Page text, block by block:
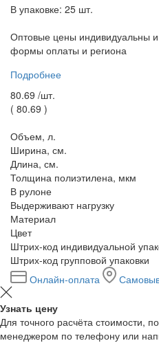
В упаковке: 25 шт.
Оптовые цены индивидуальны и
формы оплаты и региона
Подробнее
80.69 /шт.
( 80.69 )
Объем, л.
Ширина, см.
Длина, см.
Толщина полиэтилена, мкм
В рулоне
Выдерживают нагрузку
Материал
Цвет
Штрих-код индивидуальной
Штрих-код групповой упаковки
Онлайн-оплата
Узнать цену
Для точного расчёта стоимости,
менеджером по телефону или